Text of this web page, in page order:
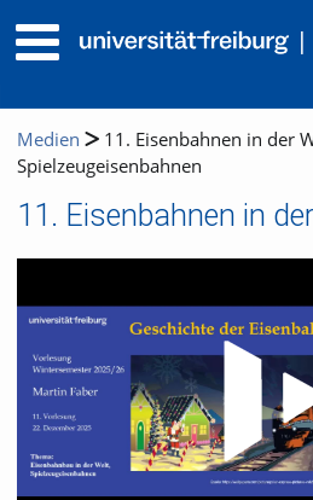
Medien
11. Eisenbahnen in der
Spielzeugeisenbahnen